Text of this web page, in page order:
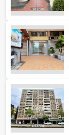
新竹縣
苗栗縣
台中市
彰化縣
南投縣
雲林縣
雅房
辦公
車位
坪數
不拘